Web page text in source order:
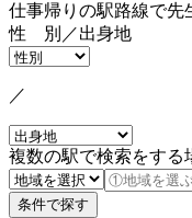
仕事帰りの駅路線で先
性 別／出身地
／
複数の駅で検索をする